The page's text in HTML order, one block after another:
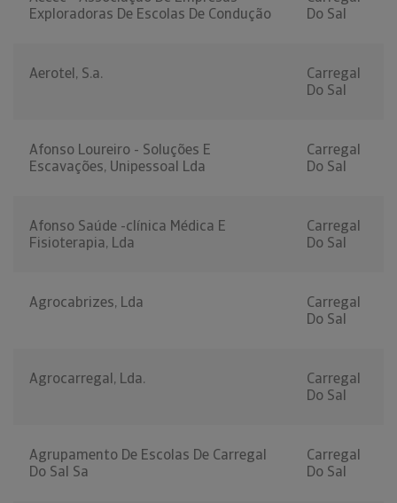
Exploradoras De Escolas De Condução
Do Sal
Aerotel, S.a.
Carregal
Do Sal
Afonso Loureiro - Soluções E
Escavações, Unipessoal Lda
Carregal
Do Sal
Afonso Saúde -clínica Médica E
Fisioterapia, Lda
Carregal
Do Sal
Agrocabrizes, Lda
Carregal
Do Sal
Agrocarregal, Lda.
Carregal
Do Sal
Agrupamento De Escolas De Carregal
Do Sal Sa
Carregal
Do Sal